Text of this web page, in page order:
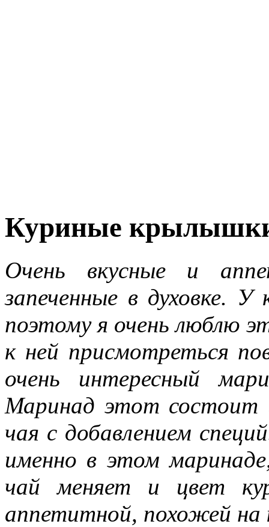
Куриные
Очень вкусные и
запеченные в духовке.
поэтому я очень люблю
к ней присмотреться
очень интересный
Маринад этот состоит
чая с добавлением
именно в этом
чай меняет и цвет
аппетитной, похожей на